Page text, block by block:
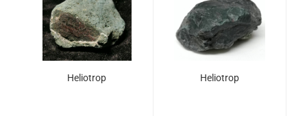
Heliotrop Heliotrop